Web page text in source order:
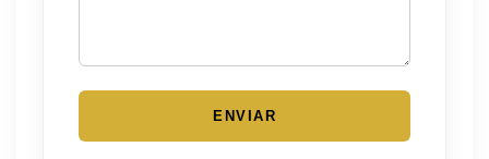
ENVIAR